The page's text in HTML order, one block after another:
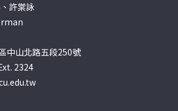
許棠詠
中山北路五段250號
2324